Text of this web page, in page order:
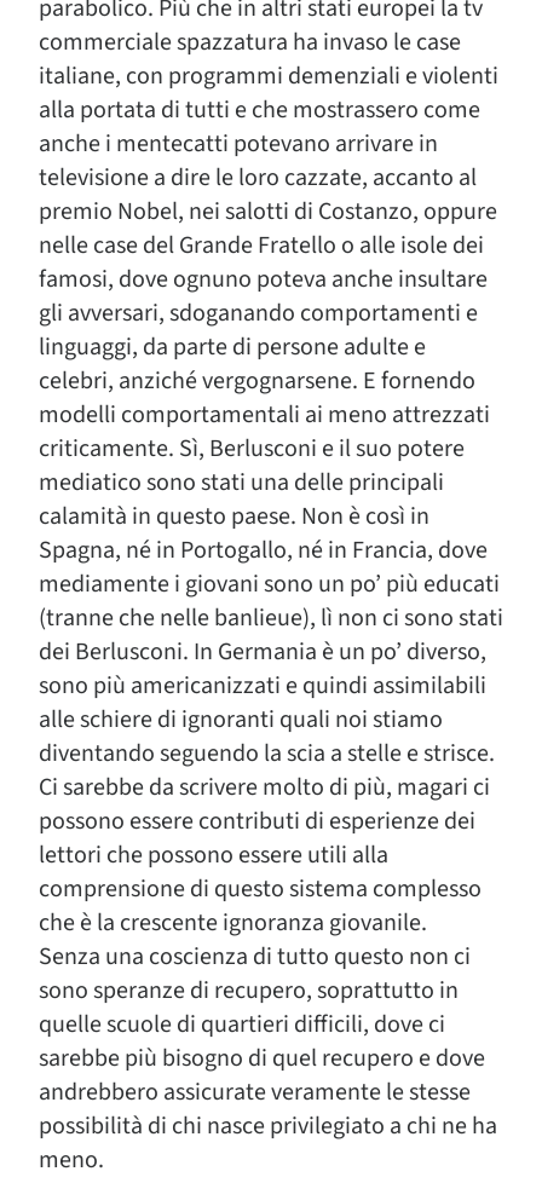
parabolico. Più che in altri stati europei la tv
commerciale spazzatura ha invaso le case
italiane, con programmi demenziali e violenti
alla portata di tutti e che mostrassero come
anche i mentecatti potevano arrivare in
televisione a dire le loro cazzate, accanto al
premio Nobel, nei salotti di Costanzo, oppure
nelle case del Grande Fratello o alle isole dei
famosi, dove ognuno poteva anche insultare
gli avversari, sdoganando comportamenti e
linguaggi, da parte di persone adulte e
celebri, anziché vergognarsene. E fornendo
modelli comportamentali ai meno attrezzati
criticamente. Sì, Berlusconi e il suo potere
mediatico sono stati una delle principali
calamità in questo paese. Non è così in
Spagna, né in Portogallo, né in Francia, dove
mediamente i giovani sono un po’ più educati
(tranne che nelle banlieue), lì non ci sono stati
dei Berlusconi. In Germania è un po’ diverso,
sono più americanizzati e quindi assimilabili
alle schiere di ignoranti quali noi stiamo
diventando seguendo la scia a stelle e strisce.
Ci sarebbe da scrivere molto di più, magari ci
possono essere contributi di esperienze dei
lettori che possono essere utili alla
comprensione di questo sistema complesso
che è la crescente ignoranza giovanile.
Senza una coscienza di tutto questo non ci
sono speranze di recupero, soprattutto in
quelle scuole di quartieri difficili, dove ci
sarebbe più bisogno di quel recupero e dove
andrebbero assicurate veramente le stesse
possibilità di chi nasce privilegiato a chi ne ha
meno.